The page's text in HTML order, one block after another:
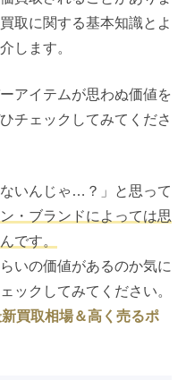
取に関する基本知識とよ
します。
アイテムが思わぬ価値を
チェックしてみてくださ
いんじゃ…？」と思って
・ブランドによっては思
です。
いの価値があるのか気に
ックしてみてください。
買取相場＆高く売るポ